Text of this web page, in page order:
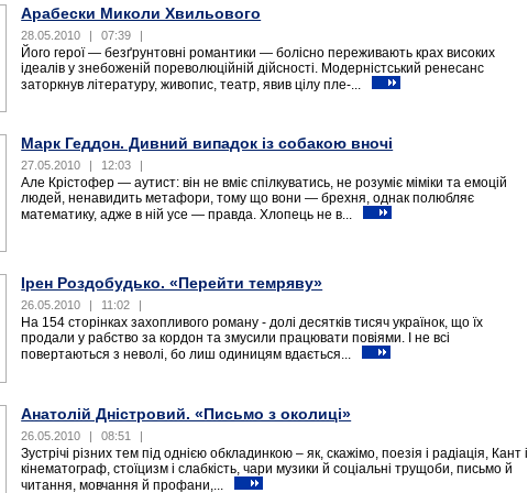
Арабески Миколи Хвильового
28.05.2010 | 07:39 |
Його герої — безґрунтовні романтики — болісно переживають крах високих
ідеалів у знебоженій пореволюційній дійсності. Модерністський ренесанс
заторкнув літературу, живопис, театр, явив цілу пле-...
Марк Геддон. Дивний випадок із собакою вночі
27.05.2010 12:03
Але Крістофер — аутист: він не вміє спілкуватись, не розуміє міміки та емоцій
людей, ненавидить метафори, тому що вони — брехня, однак полюбляє
математику, адже в ній усе — правда. Хлопець не в...
Ірен Роздобудько. «Перейти темряву»
26.05.2010 11:02
На 154 сторінках захопливого роману - долі десятків тисяч українок, що їх
продали у рабство за кордон та змусили працювати повіями. І не всі
повертаються з неволі, бо лиш одиницям вдається...
Анатолій Дністровий. «Письмо з околиці»
26.05.2010 | 08:51 |
Зустрічі різних тем під однією обкладинкою – як, скажімо, поезія і радіація, Кант і
кінематограф, стоїцизм і слабкість, чари музики й соціальні трущоби, письмо й
читання, мовчання й профани,...